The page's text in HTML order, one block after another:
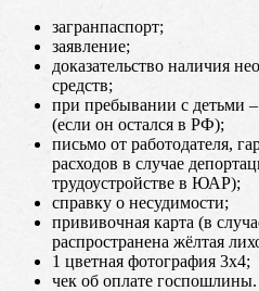
загранпаспорт;
заявление;
доказательство наличия
средств;
при пребывании с детьми –
(если он остался в РФ);
письмо от работодателя,
расходов в случае
трудоустройстве в ЮАР);
справку о несудимости;
прививочная карта (в
распространена жёлтая
1 цветная фотография 3х4;
чек об оплате госпошлины.